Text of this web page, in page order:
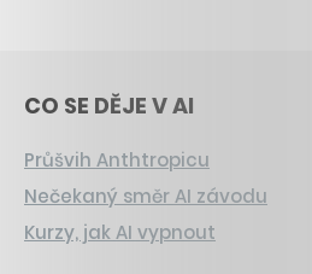
CO SE DĚJE V AI
Průšvih Anthtropicu
Nečekaný směr AI závodu
Kurzy, jak AI vypnout